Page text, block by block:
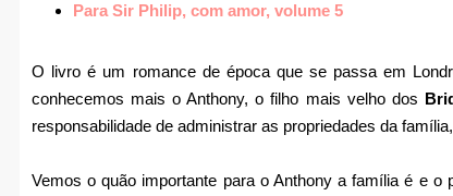
Para Sir Philip, com amor, volume 5
O livro é um romance de época que se passa em
conhecemos mais o Anthony, o filho mais velho dos
responsabilidade de administrar as propriedades da
Vemos o quão importante para o Anthony a família é e